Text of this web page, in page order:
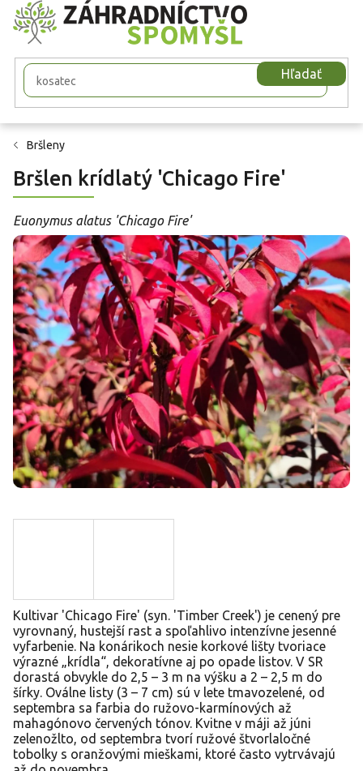
Prejsť
na
obsah
Hľadať
Bršleny
Bršlen krídlatý 'Chicago Fire'
Euonymus alatus 'Chicago Fire'
Kultivar 'Chicago Fire' (syn. 'Timber Creek') je cenený pre
vyrovnaný, hustejší rast a spoľahlivo intenzívne jesenné
vyfarbenie. Na konárikoch nesie korkové lišty tvoriace
výrazné „krídla“, dekoratívne aj po opade listov. V SR
dorastá obvykle do 2,5 – 3 m na výšku a 2 – 2,5 m do
šírky. Oválne listy (3 – 7 cm) sú v lete tmavozelené, od
septembra sa farbia do ružovo-karmínových až
mahagónovo červených tónov. Kvitne v máji až júni
zelenožlto, od septembra tvorí ružové štvorlaločné
tobolky s oranžovými mieškami, ktoré často vytrvávajú